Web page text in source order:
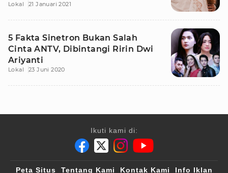
Lokal 21 Januari 2021
5 Fakta Sinetron Bukan Salah
Cinta ANTV, Dibintangi Ririn Dwi
Ariyanti
Lokal 23 Juni 2020
Ikuti kami di:
Peta Situs Tentang Kami Kontak Kami Info Iklan